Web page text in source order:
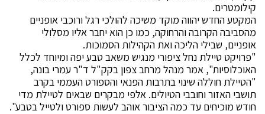
קילומטרים.
המקטע החדש יהווה מוקד משיכה להולכי רגל ורוכבי אופניים
מהסביבה הקרובה והרחוקה, כמו כן הוא יחבר אליו מסלולי
אופניים, שבילי הליכה ואת הקהילות הסמוכות.
"פרויקט טיילת נחל ציפורי מנגיש משאב טבע יפה ומיוחד לכלל
האוכלוסיות", אמר מנהל מרחב צפון בקק"ל ד"ר עמרי בונה,
"הטיילת חוללה שינוי בתרבות הפנאי והספורט העממי בקרב
תושבי האזור וחובבי הטיולים. אלפי מבקרים שבאים לטיילת מדי
חודש מוכיחים עד כמה הציבור אוהב לעשות ספורט ולטייל בטבע".